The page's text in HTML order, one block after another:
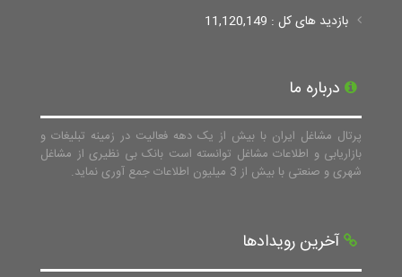
بازدید های کل : 11,120,149
درباره ما
پرتال مشاغل ایران با بیش از یک دهه فعالیت در زمینه تبلیغات و
بازاریابی و اطلاعات مشاغل توانسته است بانک بی نظیری از مشاغل
شهری و صنعتی با بیش از 3 میلیون اطلاعات جمع آوری نماید.
آخرین رویدادها